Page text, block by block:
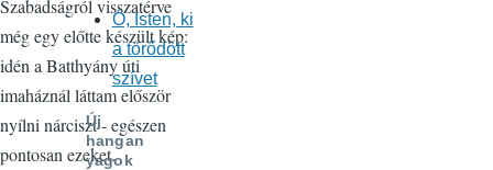
Szabadságról visszatérve
még egy előtte készült kép:
idén a Batthyány úti
imaháznál láttam először
nyílni nárciszt - egészen
pontosan ezeket.
Ó, Isten, ki
a törődött
szívet
Új
hangan
yagok